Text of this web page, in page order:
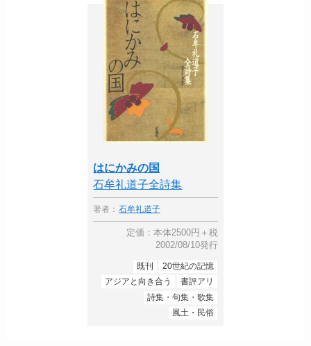
はにかみの国
石牟礼道子全詩集
著者： 石牟礼道子
定価：本体2500円＋税
2002/08/10発行
既刊
20世紀の記憶
アジアと向き合う
書評アリ
詩集・句集・歌集
風土・民俗